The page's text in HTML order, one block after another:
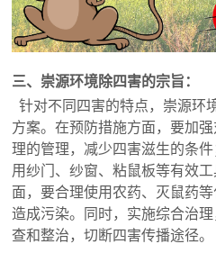
三、崇源环境除四害的宗旨：
针对不同四害的特点，崇源环
方案。在预防措施方面，要加
理的管理，减少四害滋生的条
用纱门、纱窗、粘鼠板等有效
面，要合理使用农药、灭鼠药
造成污染。同时，实施综合治
查和整治，切断四害传播途径。